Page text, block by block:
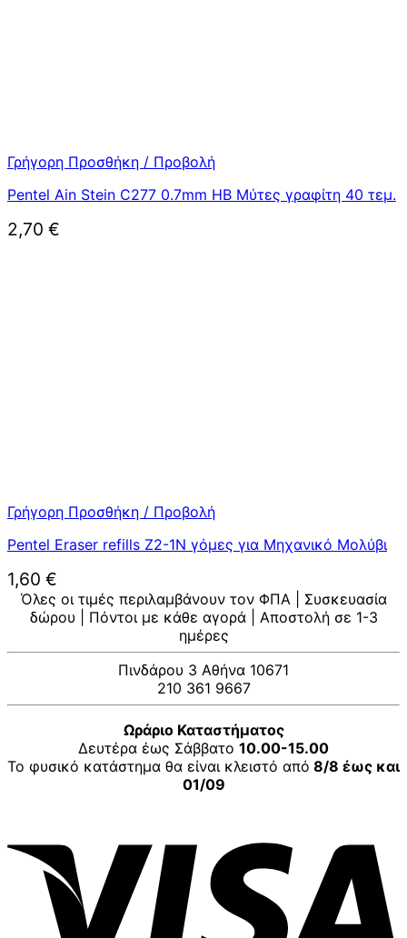
Γρήγορη Προσθήκη / Προβολή
Pentel Ain Stein C277 0.7mm HB Μύτες γραφίτη 40 τεμ.
2,70 €
Γρήγορη Προσθήκη / Προβολή
Pentel Eraser refills Z2-1N γόμες για Μηχανικό Μολύβι
1,60 €
Όλες οι τιμές περιλαμβάνουν τον ΦΠΑ | Συσκευασία
δώρου | Πόντοι με κάθε αγορά | Αποστολή σε 1-3
ημέρες
Πινδάρου 3 Αθήνα 10671
210 361 9667
Ωράριο Καταστήματος
Δευτέρα έως Σάββατο 10.00-15.00
Το φυσικό κατάστημα θα είναι κλειστό από 8/8 έως και
01/09